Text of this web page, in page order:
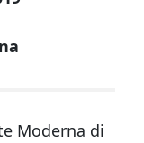
Moderna di